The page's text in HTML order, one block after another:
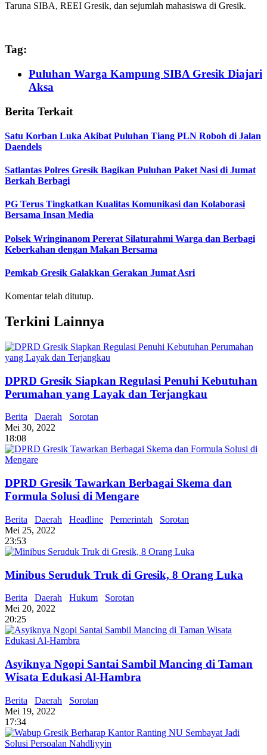
Taruna SIBA, REEI Gresik, dan sejumlah mahasiswa di Gresik.
Tag:
Puluhan Warga Kampung SIBA Gresik Diajari
Aksa
Berita Terkait
Satu Korban Luka Akibat Puluhan Tiang PLN Roboh di Jalan
Daendels
Satlantas Polres Gresik Bagikan Puluhan Paket Nasi di Jumat
Berkah Berbagi
PG Terus Tingkatkan Kualitas Komunikasi dan Kolaborasi
Bersama Insan Media
Polsek Wringinanom Pererat Silaturahmi Warga dan Berbagi
Keberkahan dengan Makan Bersama
Pemkab Gresik Galakkan Gerakan Jumat Asri
Komentar telah ditutup.
Terkini Lainnya
DPRD Gresik Siapkan Regulasi Penuhi Kebutuhan
Perumahan yang Layak dan Terjangkau
Berita Daerah
Sorotan
Mei 30, 2022
18:08
DPRD Gresik Tawarkan Berbagai Skema dan
Formula Solusi di Mengare
Berita Daerah Headline Pemerintah
Sorotan
Mei 25, 2022
23:53
Minibus Seruduk Truk di Gresik, 8 Orang Luka
Berita Daerah Hukum
Sorotan
Mei 20, 2022
20:25
Asyiknya Ngopi Santai Sambil Mancing di Taman
Wisata Edukasi Al-Hambra
Berita Daerah
Sorotan
Mei 19, 2022
17:34